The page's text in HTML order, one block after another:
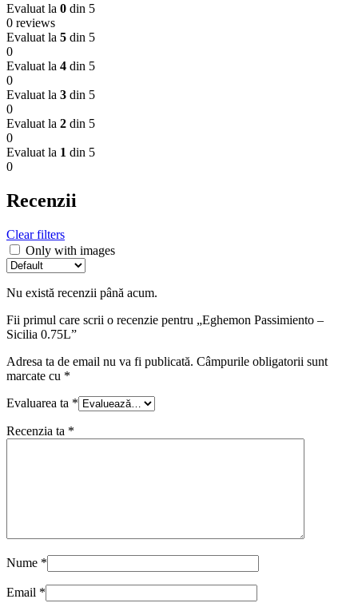
Evaluat la 0 din 5
0 reviews
Evaluat la 5 din 5
0
Evaluat la 4 din 5
0
Evaluat la 3 din 5
0
Evaluat la 2 din 5
0
Evaluat la 1 din 5
0
Recenzii
Clear filters
Only with images
Nu există recenzii până acum.
Fii primul care scrii o recenzie pentru „Eghemon Passimiento –
Sicilia 0.75L”
Adresa ta de email nu va fi publicată. Câmpurile obligatorii sunt
marcate cu *
Evaluarea ta *
Recenzia ta *
Nume *
Email *